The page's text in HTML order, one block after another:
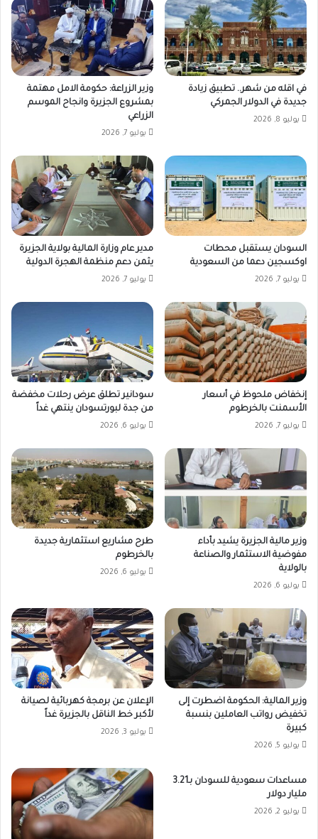
في اقله من شهر.. تطبيق زيادة
جديدة في الدولار الجمركي
يوليو 8, 2026
وزير الزراعة: حكومة الامل مهتمة
بمشروع الجزيرة وانجاح الموسم
الزراعي
يوليو 7, 2026
السودان يستقبل محطات
اوكسجين دعما من السعودية
يوليو 7, 2026
مدير عام وزارة المالية بولاية الجزيرة
يثمن دعم منظمة الهجرة الدولية
يوليو 7, 2026
إنخفاض ملحوظ في أسعار
الأسمنت بالخرطوم
يوليو 7, 2026
سودانير تطلق عرض رحلات مخفضة
من جدة لبورتسودان ينتهي غداً
يوليو 6, 2026
وزير مالية الجزيرة يشيد بأداء
مفوضية الاستثمار والصناعة
بالولاية
يوليو 6, 2026
طرح مشاريع استثمارية جديدة
بالخرطوم
يوليو 6, 2026
وزير المالية: الحكومة اضطرت إلى
تخفيض رواتب العاملين بنسبة
كبيرة
يوليو 5, 2026
الإعلان عن برمجة كهربائية لصيانة
لأكبر خط الناقل بالجزيرة غداً
يوليو 3, 2026
مساعدات سعودية للسودان بـ3.21
مليار دولار
يوليو 2, 2026